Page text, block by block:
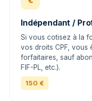
Indépendant /
Si vous cotisez à la
vos droits CPF, vous
forfaitaires, sauf
FIF-PL, etc.).
150 €